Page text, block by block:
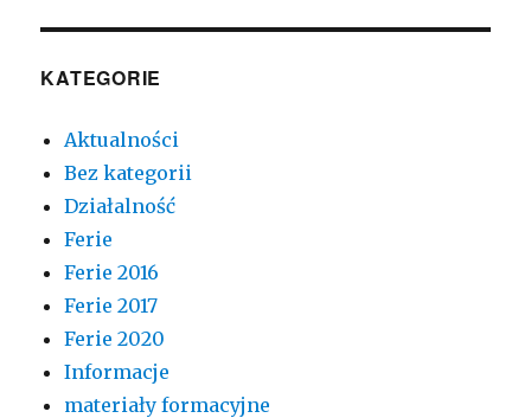
KATEGORIE
Aktualności
Bez kategorii
Działalność
Ferie
Ferie 2016
Ferie 2017
Ferie 2020
Informacje
materiały formacyjne